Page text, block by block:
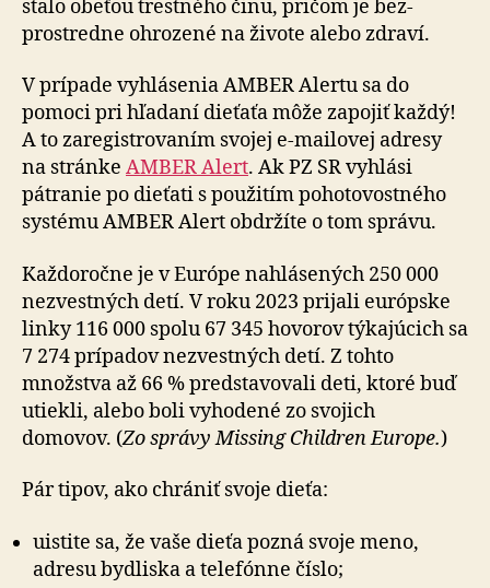
stalo obeťou trestného činu, pričom je bez­
prostredne ohrozené na živote alebo zdraví.
V prípade vyhlásenia AMBER Alertu sa do
pomoci pri hľadaní dieťaťa môže zapojiť každý!
A to zaregistrovaním svojej e-mailovej adresy
na stránke AMBER Alert. Ak PZ SR vyhlási
pátranie po dieťati s použitím pohotovostného
systému AMBER Alert obdržíte o tom správu.
Každoročne je v Európe nahlásených 250 000
nezvestných detí. V roku 2023 prijali európske
linky 116 000 spolu 67 345 hovorov týkajúcich sa
7 274 prípadov nezvestných detí. Z tohto
množstva až 66 % predstavovali deti, ktoré buď
utiekli, alebo boli vyhodené zo svojich
domovov. (Zo správy Missing Children Europe.)
Pár tipov, ako chrániť svoje dieťa:
uistite sa, že vaše dieťa pozná svoje meno,
adresu bydliska a telefónne číslo;